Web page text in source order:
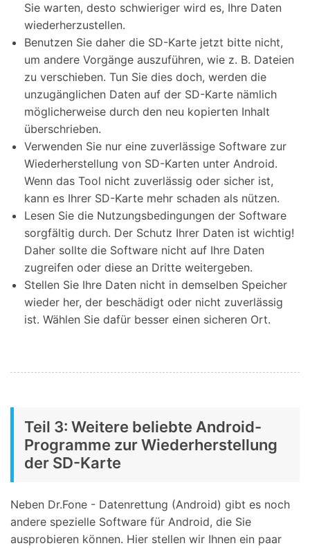
Sie warten, desto schwieriger wird es, Ihre Daten
wiederherzustellen.
Benutzen Sie daher die SD-Karte jetzt bitte nicht,
um andere Vorgänge auszuführen, wie z. B. Dateien
zu verschieben. Tun Sie dies doch, werden die
unzugänglichen Daten auf der SD-Karte nämlich
möglicherweise durch den neu kopierten Inhalt
überschrieben.
Verwenden Sie nur eine zuverlässige Software zur
Wiederherstellung von SD-Karten unter Android.
Wenn das Tool nicht zuverlässig oder sicher ist,
kann es Ihrer SD-Karte mehr schaden als nützen.
Lesen Sie die Nutzungsbedingungen der Software
sorgfältig durch. Der Schutz Ihrer Daten ist wichtig!
Daher sollte die Software nicht auf Ihre Daten
zugreifen oder diese an Dritte weitergeben.
Stellen Sie Ihre Daten nicht in demselben Speicher
wieder her, der beschädigt oder nicht zuverlässig
ist. Wählen Sie dafür besser einen sicheren Ort.
Teil 3: Weitere beliebte Android-
Programme zur Wiederherstellung
der SD-Karte
Neben Dr.Fone - Datenrettung (Android) gibt es noch
andere spezielle Software für Android, die Sie
ausprobieren können. Hier stellen wir Ihnen ein paar